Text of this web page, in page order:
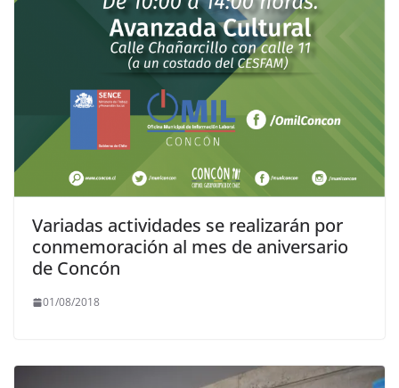
Variadas actividades se realizarán por
conmemoración al mes de aniversario
de Concón
01/08/2018